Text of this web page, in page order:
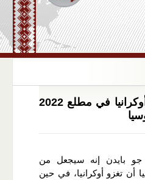
هجوم محتمل على أوكرانيا في مطلع 2022
جو بايدن إنه سيجعل من
تغزو أوكرانيا، في حين